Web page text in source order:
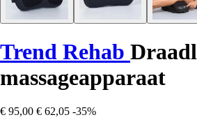
Trend Rehab
massageapparaat
€ 95,00 € 62,05 -35%